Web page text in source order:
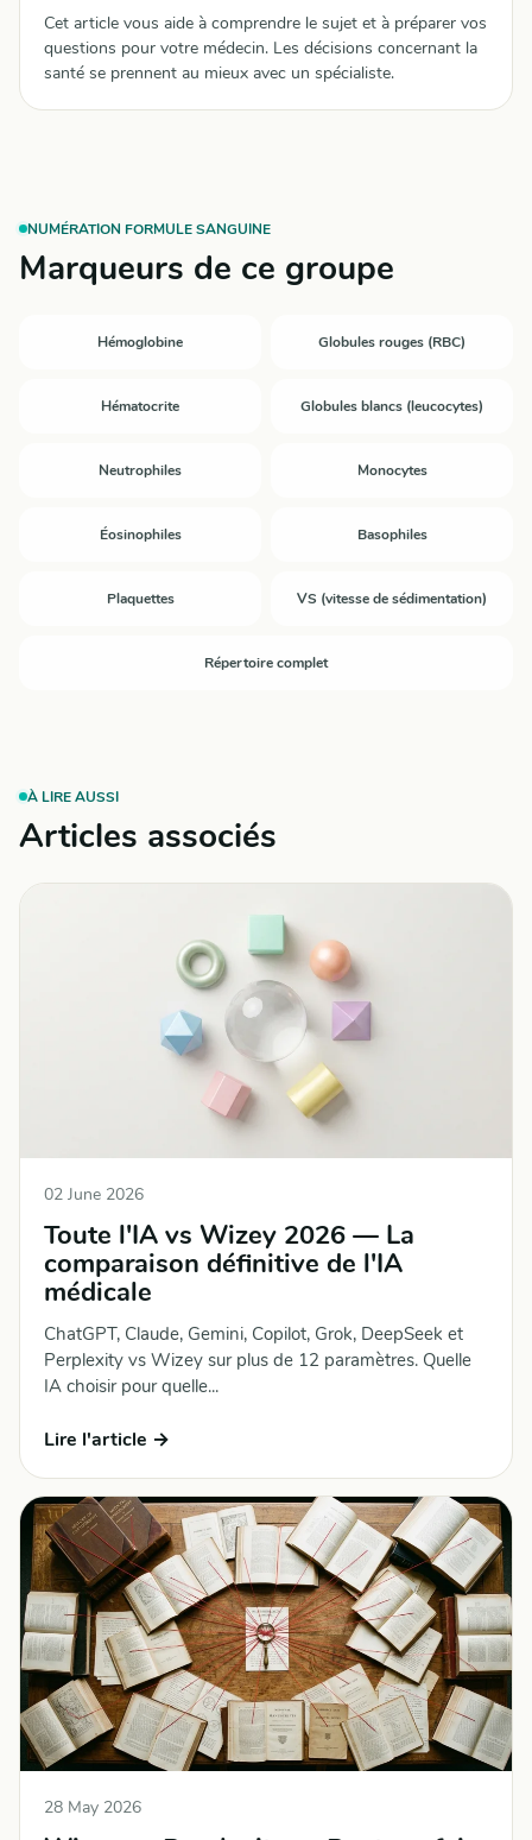
Cet article vous aide à comprendre le sujet et à préparer vos
questions pour votre médecin. Les décisions concernant la
santé se prennent au mieux avec un spécialiste.
NUMÉRATION FORMULE SANGUINE
Marqueurs de ce groupe
Hémoglobine Globules rouges (RBC)
Hématocrite Globules blancs (leucocytes)
Neutrophiles Monocytes
Éosinophiles Basophiles
Plaquettes VS (vitesse de sédimentation)
Répertoire complet
À LIRE AUSSI
Articles associés
02 June 2026
Toute l'IA vs Wizey 2026 — La
comparaison définitive de l'IA
médicale
ChatGPT, Claude, Gemini, Copilot, Grok, DeepSeek et
Perplexity vs Wizey sur plus de 12 paramètres. Quelle
IA choisir pour quelle...
Lire l'article →
28 May 2026